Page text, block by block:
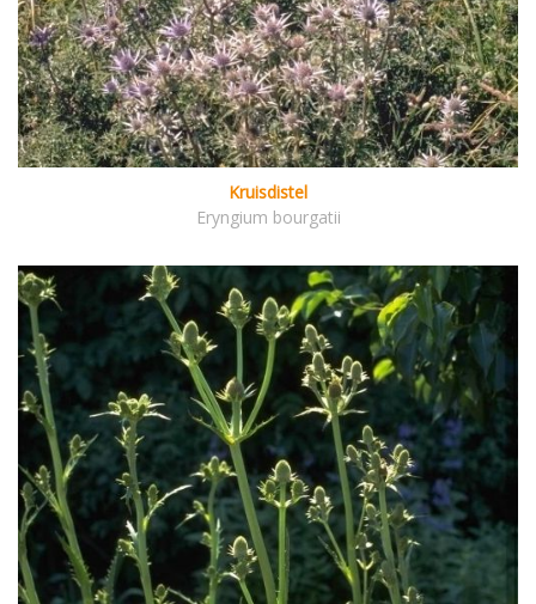
Kruisdistel
Eryngium bourgatii